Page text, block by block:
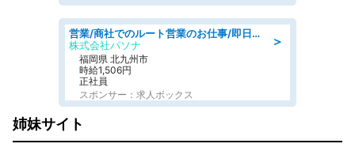
＞
営業/商社でのルート営業のお仕事/即日勤務可/車通勤可/営業
株式会社パソナ
福岡県 北九州市
時給1,506円
正社員
スポンサー：求人ボックス
姉妹サイト